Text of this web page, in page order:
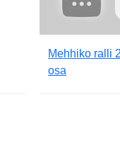
Mehhiko ralli
osa